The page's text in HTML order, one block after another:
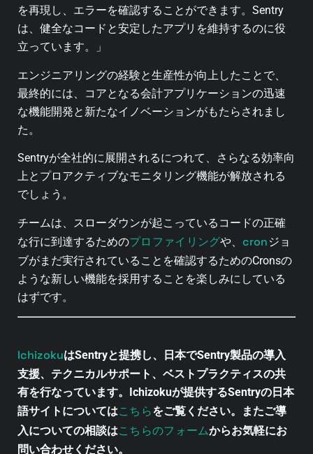
を再現し、エラーを確認することができます。Sentry
は、健全なコードと安定したアプリを維持するのに役
立っています。」
エンジニアリングの経験と生産性が向上したことで、
最終的には、コアとなる会計アプリケーションの迅速
な機能開発と新たなイノベーションがもたらされまし
た。
Sentryが全社的に展開されるにつれて、さらなる効率向
上とプロアクティブなモニタリング機能が解放される
でしょう。
チームは、スローダウンが起こっているコードの正確
な行に到達するためのプロファイリングや、 cron ジョ
ブがまだ実行されていることを確認するためのCronsの
ような新しい機能を採用することを楽しみにしている
はずです。
IchizokuはSentryと提携し、日本でSentry製品の導入
支援、テクニカルサポート、ベストプラクティスの共
有を行なっています。Ichizokuが提供するSentryの日本
語サイトについてはこちらをご覧ください。またご導
入についての相談はこちらのフォームからお気軽にお
問い合わせください。